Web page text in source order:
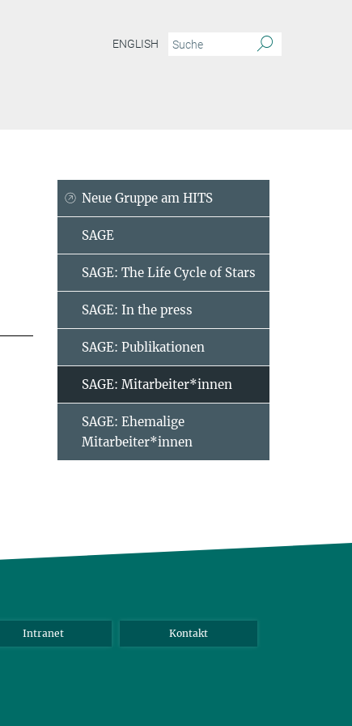
ENGLISH
Neue Gruppe am HITS
SAGE
SAGE: The Life Cycle of Stars
SAGE: In the press
SAGE: Publikationen
SAGE: Mitarbeiter*innen
SAGE: Ehemalige
Mitarbeiter*innen
Intranet Kontakt